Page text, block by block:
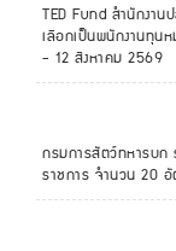
TED Fund สำนักงา
เลือกเป็นพนักงานทุน
- 12 สิงหาคม 2569
กรมการสัตว์ทหารบก
ราชการ จำนวน 20